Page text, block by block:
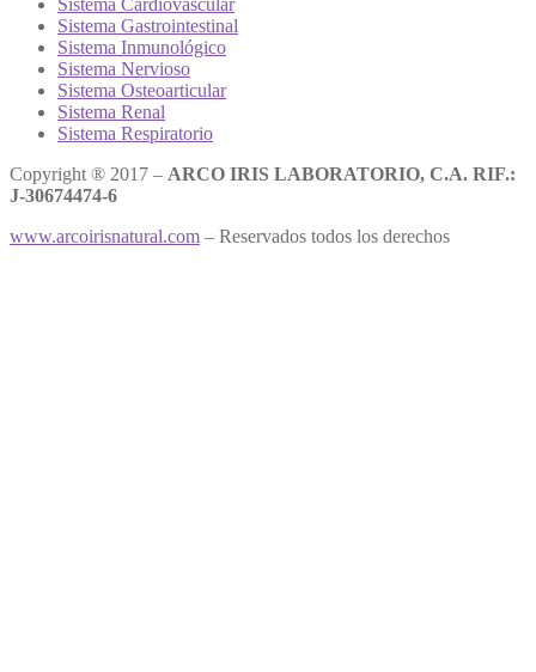
Sistema Cardiovascular
Sistema Gastrointestinal
Sistema Inmunológico
Sistema Nervioso
Sistema Osteoarticular
Sistema Renal
Sistema Respiratorio
Copyright ® 2017 – ARCO IRIS LABORATORIO, C.A. RIF.:
J-30674474-6
www.arcoirisnatural.com – Reservados todos los derechos